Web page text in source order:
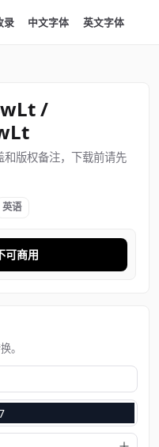
录 中文字体 英文字体
/
版权备注，下载前请先
英语
可商用
。